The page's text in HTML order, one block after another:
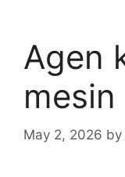
Agen
May 2, 2026 by